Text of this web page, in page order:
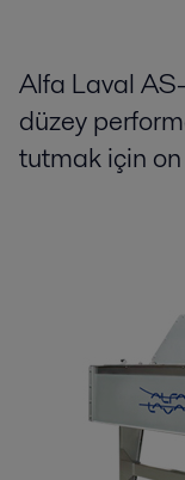
Alfa Laval AS-
düzey
tutmak için